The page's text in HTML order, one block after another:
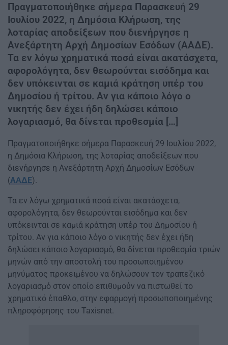
Πραγματοποιήθηκε σήμερα Παρασκευή 29
Ιουλίου 2022, η Δημόσια Κλήρωση, της
λοταρίας αποδείξεων που διενήργησε η
Ανεξάρτητη Αρχή Δημοσίων Εσόδων (ΑΑΔΕ).
Τα εν λόγω χρηματικά ποσά είναι ακατάσχετα,
αφορολόγητα, δεν θεωρούνται εισόδημα και
δεν υπόκεινται σε καμιά κράτηση υπέρ του
Δημοσίου ή τρίτου. Αν για κάποιο λόγο ο
νικητής δεν έχει ήδη δηλώσει κάποιο
λογαριασμό, θα δίνεται προθεσμία […]
Πραγματοποιήθηκε σήμερα Παρασκευή 29 Ιουλίου 2022,
η Δημόσια Κλήρωση, της λοταρίας αποδείξεων που
διενήργησε η Ανεξάρτητη Αρχή Δημοσίων Εσόδων
(ΑΑΔΕ).
Τα εν λόγω χρηματικά ποσά είναι ακατάσχετα,
αφορολόγητα, δεν θεωρούνται εισόδημα και δεν
υπόκεινται σε καμιά κράτηση υπέρ του Δημοσίου ή
τρίτου. Αν για κάποιο λόγο ο νικητής δεν έχει ήδη
δηλώσει κάποιο λογαριασμό, θα δίνεται προθεσμία τριών
μηνών από την αποστολή του προσωποιημένου
μηνύματος προκειμένου να δηλώσουν τον τραπεζικό
λογαριασμό στον οποίο επιθυμούν να πιστωθεί το
χρηματικό έπαθλο, στην εφαρμογή προσωποποιημένης
πληροφόρησης του Taxisnet.